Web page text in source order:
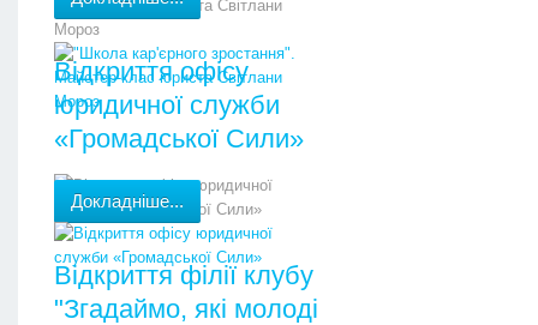
Відкриття офісу
юридичної служби
«Громадської Сили»
Докладніше...
Відкриття філії клубу
"Згадаймо, які молоді